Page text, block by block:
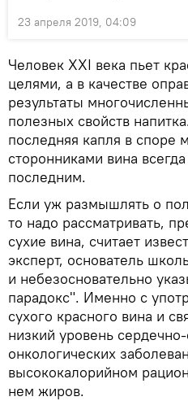
23 апреля 2019, 04:09
Человек XXI века пьет
целями, а в качестве
результаты
полезных свойств
последняя капля в споре
сторонниками вина
последним.
Если уж размышлять о
то надо рассматривать,
сухие вина, считает
эксперт, основатель
и небезосновательно
парадокс". Именно с
сухого красного вина и
низкий уровень
онкологических
высококалорийном
нем жиров.